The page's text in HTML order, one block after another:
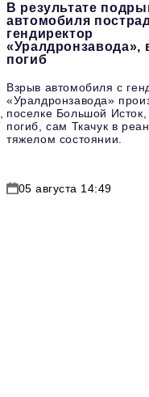
В результате
автомобиля
гендиректор
«Уралдронзавода»,
погиб
Взрыв автомобиля с
«Уралдронзавода»
поселке Большой Исток,
погиб, сам Ткачук в
тяжелом состоянии.
05 августа 14:49